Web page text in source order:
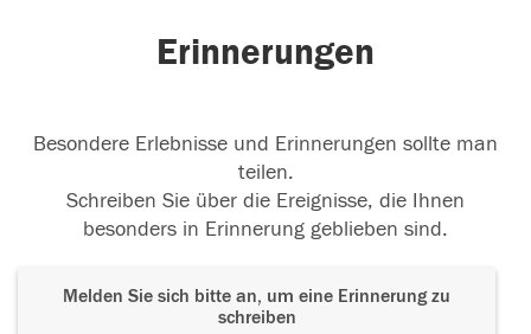
Erinnerungen
Besondere Erlebnisse und Erinnerungen sollte man
teilen.
Schreiben Sie über die Ereignisse, die Ihnen
besonders in Erinnerung geblieben sind.
Melden Sie sich bitte an, um eine Erinnerung zu
schreiben